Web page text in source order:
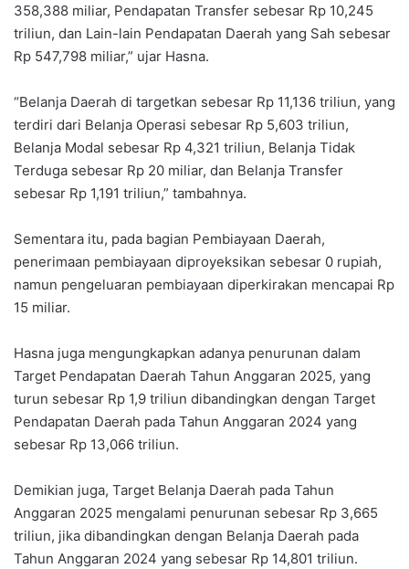
358,388 miliar, Pendapatan Transfer sebesar Rp 10,245
triliun, dan Lain-lain Pendapatan Daerah yang Sah sebesar
Rp 547,798 miliar,” ujar Hasna.
“Belanja Daerah di targetkan sebesar Rp 11,136 triliun, yang
terdiri dari Belanja Operasi sebesar Rp 5,603 triliun,
Belanja Modal sebesar Rp 4,321 triliun, Belanja Tidak
Terduga sebesar Rp 20 miliar, dan Belanja Transfer
sebesar Rp 1,191 triliun,” tambahnya.
Sementara itu, pada bagian Pembiayaan Daerah,
penerimaan pembiayaan diproyeksikan sebesar 0 rupiah,
namun pengeluaran pembiayaan diperkirakan mencapai Rp
15 miliar.
Hasna juga mengungkapkan adanya penurunan dalam
Target Pendapatan Daerah Tahun Anggaran 2025, yang
turun sebesar Rp 1,9 triliun dibandingkan dengan Target
Pendapatan Daerah pada Tahun Anggaran 2024 yang
sebesar Rp 13,066 triliun.
Demikian juga, Target Belanja Daerah pada Tahun
Anggaran 2025 mengalami penurunan sebesar Rp 3,665
triliun, jika dibandingkan dengan Belanja Daerah pada
Tahun Anggaran 2024 yang sebesar Rp 14,801 triliun.